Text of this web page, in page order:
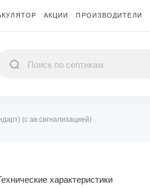
АКЦИИ ПРОИЗВОДИТЕЛИ
(с ав.сигнализацией)
характеристики